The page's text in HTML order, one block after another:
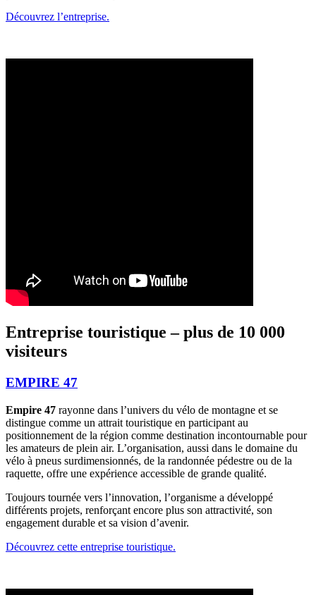
Découvrez l’entreprise.
Entreprise touristique – plus de 10 000
visiteurs
EMPIRE 47
Empire 47 rayonne dans l’univers du vélo de montagne et se
distingue comme un attrait touristique en participant au
positionnement de la région comme destination incontournable pour
les amateurs de plein air. L’organisation, aussi dans le domaine du
vélo à pneus surdimensionnés, de la randonnée pédestre ou de la
raquette, offre une expérience accessible de grande qualité.
Toujours tournée vers l’innovation, l’organisme a développé
différents projets, renforçant encore plus son attractivité, son
engagement durable et sa vision d’avenir.
Découvrez cette entreprise touristique.